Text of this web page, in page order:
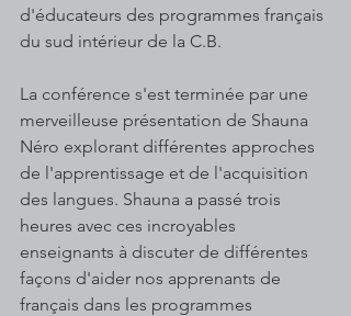
d'éducateurs des programmes français
du sud intérieur de la C.B.
La conférence s'est terminée par une
merveilleuse présentation de Shauna
Néro explorant différentes approches
de l'apprentissage et de l'acquisition
des langues. Shauna a passé trois
heures avec ces incroyables
enseignants à discuter de différentes
façons d'aider nos apprenants de
français dans les programmes